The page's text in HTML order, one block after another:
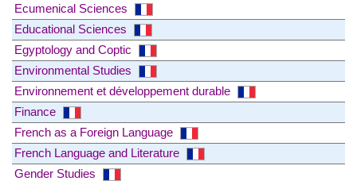
Ecumenical Sciences
Educational Sciences
Egyptology and Coptic
Environmental Studies
Environnement et développement durable
Finance
French as a Foreign Language
French Language and Literature
Gender Studies